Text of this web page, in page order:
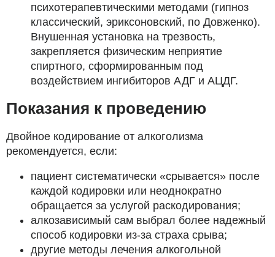
психотерапевтическими методами (гипноз
классический, эриксоновский, по Довженко).
Внушенная установка на трезвость,
закрепляется физическим неприятие
спиртного, сформированным под
воздействием ингибиторов АДГ и АЦДГ.
Показания к проведению
Двойное кодирование от алкоголизма
рекомендуется, если:
пациент систематически «срывается» после
каждой кодировки или неоднократно
обращается за услугой раскодирования;
алкозависимый сам выбрал более надежный
способ кодировки из-за страха срыва;
другие методы лечения алкогольной